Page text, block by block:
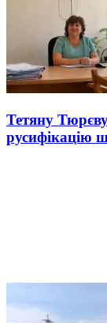
Тетяну
русифікацію